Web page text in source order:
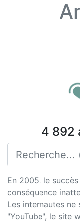
4 892
En 2005, le
conséquence
Les internautes
"YouTube", le site